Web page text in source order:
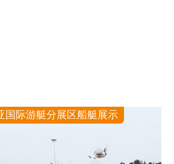
国际游艇分展区船艇展示